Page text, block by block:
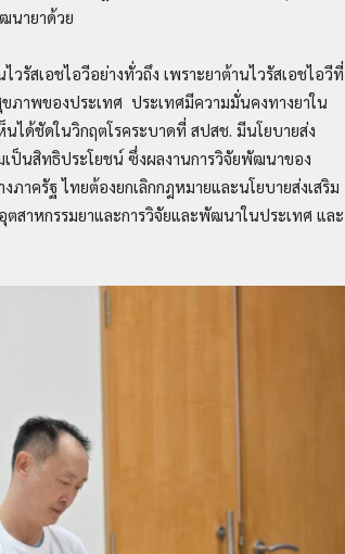
นายาด้วย
รัสเอชไอวีอย่างทั่วถึง เพราะยาต้านไวรัสเอชไอวีที่
ภาพของประเทศ ประเทศมีความมั่นคงทางยาใน
ได้ชัดในวิกฤตโรคระบาดที่ สปสช. มีนโยบายส่ง
ป็นสิทธิประโยชน์ ซึ่งผลงานการวิจัยพัฒนาของ
าครัฐ ไทยต้องยกเลิกกฎหมายและนโยบายส่งเสริม
สาหกรรมยาและการวิจัยและพัฒนาในประเทศ และ